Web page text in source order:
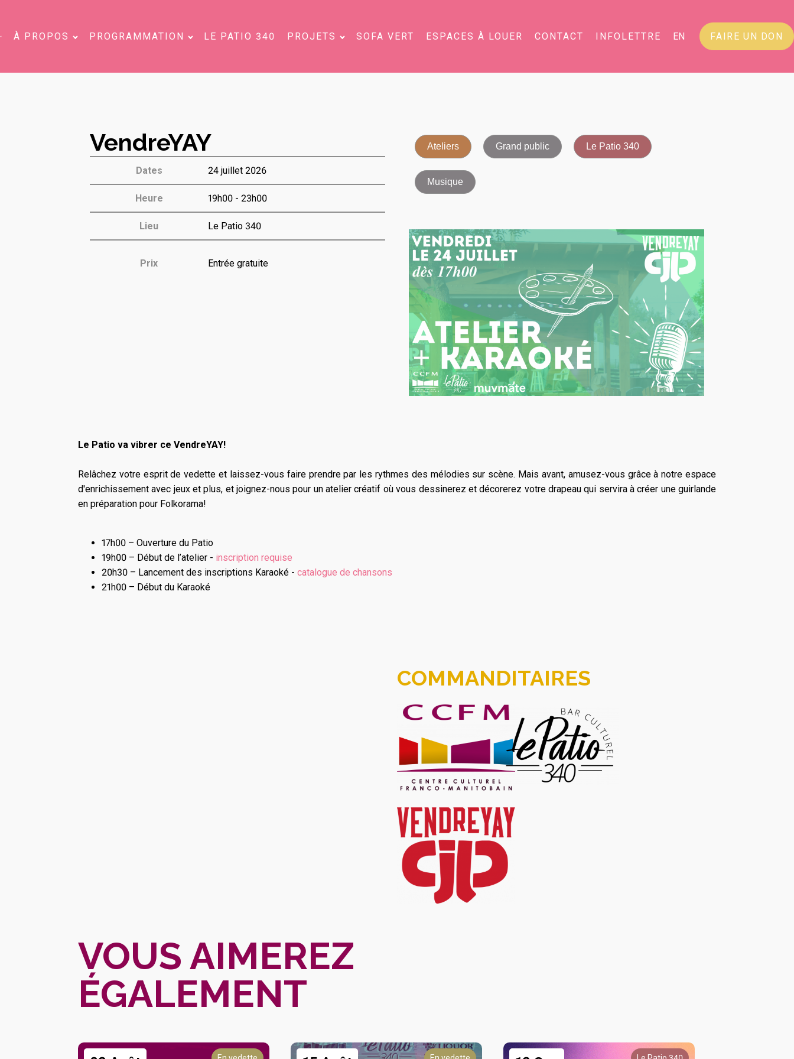
À PROPOS PROGRAMMATION LE PATIO 340 PROJETS SOFA VERT ESPACES À LOUER CONTACT INFOLETTRE EN FAIRE UN DON
VendreYAY
Dates 24 juillet 2026
Heure 19h00 - 23h00
Lieu Le Patio 340
Prix Entrée gratuite
Ateliers Grand public Le Patio 340
Musique
Le Patio va vibrer ce VendreYAY!
Relâchez votre esprit de vedette et laissez-vous faire prendre par les rythmes des mélodies sur scène. Mais avant, amusez-vous grâce à notre espace
d'enrichissement avec jeux et plus, et joignez-nous pour un atelier créatif où vous dessinerez et décorerez votre drapeau qui servira à créer une guirlande
en préparation pour Folkorama!
17h00 – Ouverture du Patio
19h00 – Début de l’atelier - inscription requise
20h30 – Lancement des inscriptions Karaoké - catalogue de chansons
21h00 – Début du Karaoké
COMMANDITAIRES
VOUS AIMEREZ
ÉGALEMENT